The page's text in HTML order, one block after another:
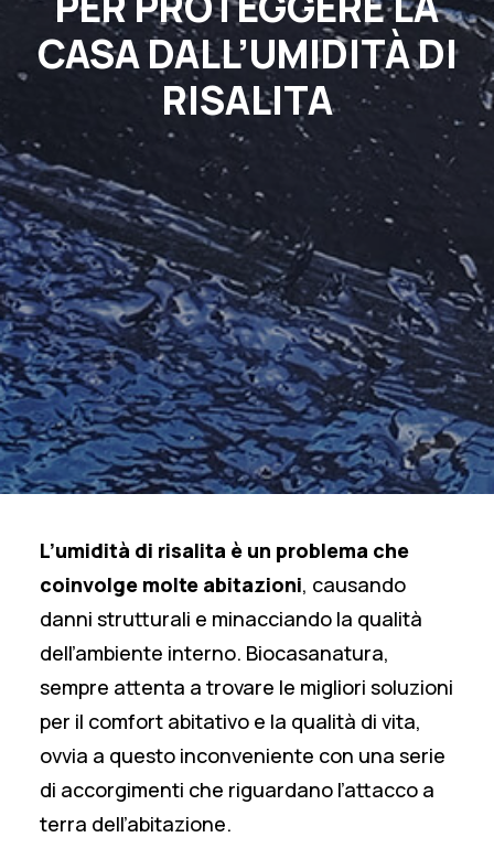
INFORMAZIONI
IN CANTIERE
CASA DALL’UMIDITÀ DI
RISALITA
L’umidità di risalita è un problema che
coinvolge molte abitazioni, causando
danni strutturali e minacciando la qualità
dell’ambiente interno. Biocasanatura,
sempre attenta a trovare le migliori soluzioni
per il comfort abitativo e la qualità di vita,
ovvia a questo inconveniente con una serie
di accorgimenti che riguardano l’attacco a
terra dell’abitazione.